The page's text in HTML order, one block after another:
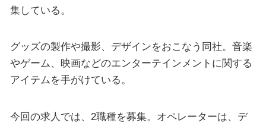
集している。
グッズの製作や撮影、デザインをおこなう同社。音楽
やゲーム、映画などのエンターテインメントに関する
アイテムを手がけている。
今回の求人では、2職種を募集。オペレーターは、デ